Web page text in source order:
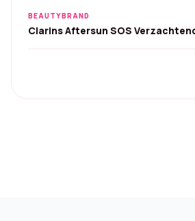
BEAUTYBRAND
Clarins Aftersun SOS